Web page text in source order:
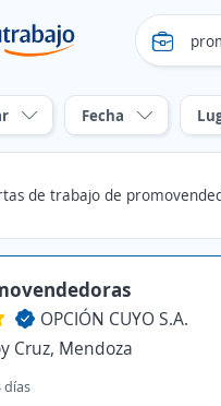
Fecha
de trabajo de promovendedor en
OPCIÓN CUYO S.A.
Cruz, Mendoza
días